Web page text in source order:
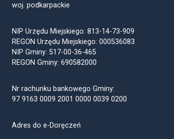
woj. podkarpackie
NIP Urzędu Miejskiego: 813-14-73-909
REGON Urzędu Miejskiego: 000536083
NIP Gminy: 517-00-36-465
REGON Gminy: 690582000
Nr rachunku bankowego Gminy:
97 9163 0009 2001 0000 0039 0200
Adres do e-Doręczeń